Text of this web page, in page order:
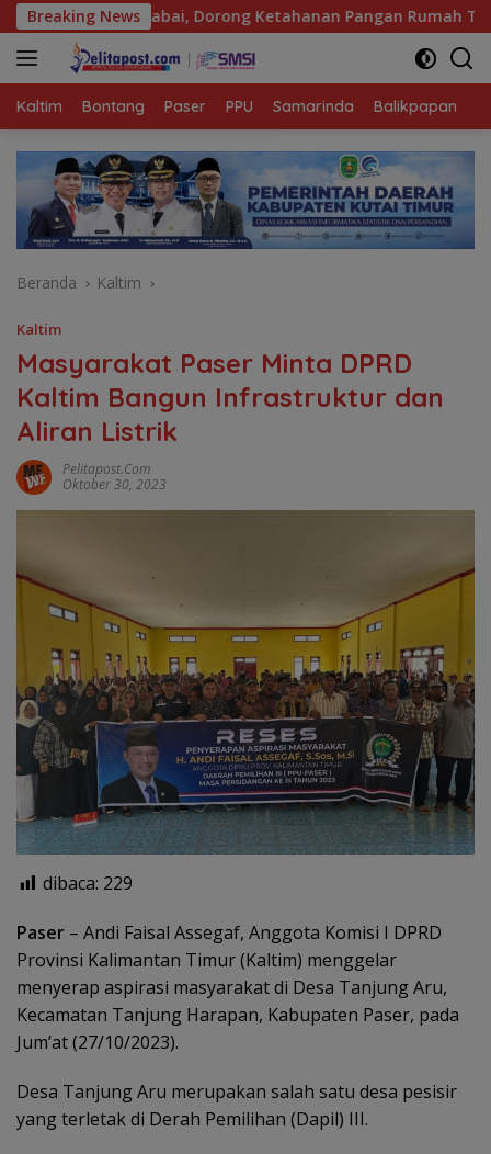
Langsung
ke
konten
Breaking News
Cabai, Dorong Ketahanan Pangan Rumah Tangga
Kaltim Bontang Paser PPU Samarinda Balikpapan
Beranda Kaltim
Kaltim
Masyarakat Paser Minta DPRD
Kaltim Bangun Infrastruktur dan
Aliran Listrik
Pelitapost.com
Oktober 30, 2023
dibaca: 229
Paser – Andi Faisal Assegaf, Anggota Komisi I DPRD
Provinsi Kalimantan Timur (Kaltim) menggelar
menyerap aspirasi masyarakat di Desa Tanjung Aru,
Kecamatan Tanjung Harapan, Kabupaten Paser, pada
Jum’at (27/10/2023).
Desa Tanjung Aru merupakan salah satu desa pesisir
yang terletak di Derah Pemilihan (Dapil) III.